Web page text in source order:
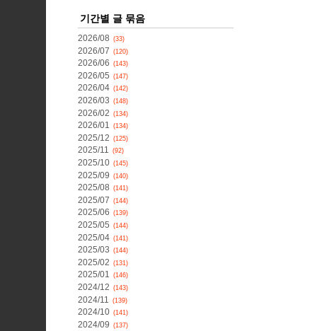
기간별 글 묶음
2026/08 (33)
2026/07 (120)
2026/06 (143)
2026/05 (147)
2026/04 (142)
2026/03 (148)
2026/02 (134)
2026/01 (134)
2025/12 (125)
2025/11 (92)
2025/10 (145)
2025/09 (140)
2025/08 (141)
2025/07 (144)
2025/06 (139)
2025/05 (144)
2025/04 (141)
2025/03 (144)
2025/02 (131)
2025/01 (146)
2024/12 (143)
2024/11 (139)
2024/10 (141)
2024/09 (137)